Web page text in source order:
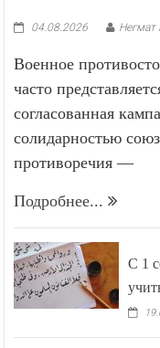
04.08.2026 Негмат
Военное
часто
согласованная
солидарностью
противоречия —
Подробнее...
С 1